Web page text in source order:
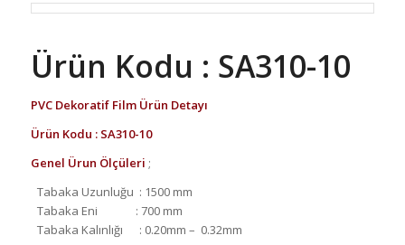
Ürün Kodu : SA310-10
PVC Dekoratif Film Ürün Detayı
Ürün Kodu : SA310-10
Genel Ürun Ölçüleri ;
Tabaka Uzunluğu : 1500 mm
Tabaka Eni
: 700 mm
Tabaka Kalınlığı
: 0.20mm – 0.32mm